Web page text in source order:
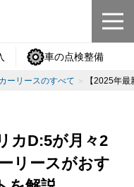
車の点検整備
カーリースのすべて 【2025年
カD:5が月々2
リースがおす